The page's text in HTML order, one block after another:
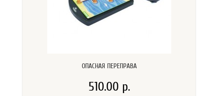
ОПАСНАЯ ПЕРЕПРАВА
510.00 р.